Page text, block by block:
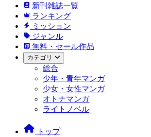
新刊雑誌一覧
ランキング
ミッション
ジャンル
無料・セール作品
カテゴリ
総合
少年・青年マンガ
少女・女性マンガ
オトナマンガ
ライトノベル
トップ